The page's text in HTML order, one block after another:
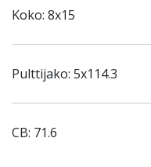
Koko: 8x15
Pulttijako: 5x114.3
CB: 71.6